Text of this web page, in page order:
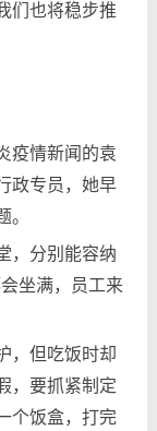
们也将稳步推
情新闻的袁
政专员，她早
。
分别能容纳
坐满，员工来
但吃饭时却
，要抓紧制定
个饭盒，打完